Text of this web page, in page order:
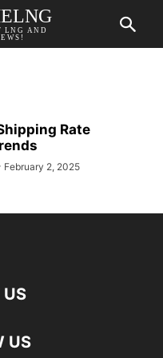
LNG AND
Rate
February 2, 2025
US